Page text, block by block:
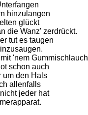
hinzulangen
glückt
die Wanz' zerdrückt.
tut es taugen
'nem Gummischlauch
schon auch
um den Hals
allenfalls
jeder hat